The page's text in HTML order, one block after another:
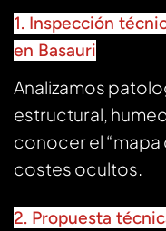
1. Inspección
en Basauri
Analizamos
estructural,
conocer el “mapa
costes ocultos.
2. Propuesta